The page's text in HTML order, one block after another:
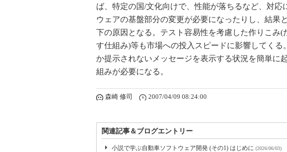
ば、特定の国/文化向けで、性能が落ちるなど、対
ウェアの基盤部分の変更が必要になったりし、結果
下の原因となる。テスト容易性を考慮した作りこみ(
す仕組み)等も市場への投入スピードに影響してく
か提示されないメッセージを表示する状況を簡単に
組みが必要になる。
森崎 修司 2007/04/09 08:24:00
関連記事＆ブログエントリー
小説で学ぶ自動車ソフトウェア開発 (その1) はじめに (2026/06/03)